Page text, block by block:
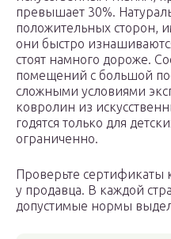
превышает 30%.
положительных сторон,
они быстро
стоят намного дороже.
помещений с большой
сложными условиями
ковролин из
годятся только для
ограниченно.
Проверьте сертификаты
у продавца. В каждой
допустимые нормы